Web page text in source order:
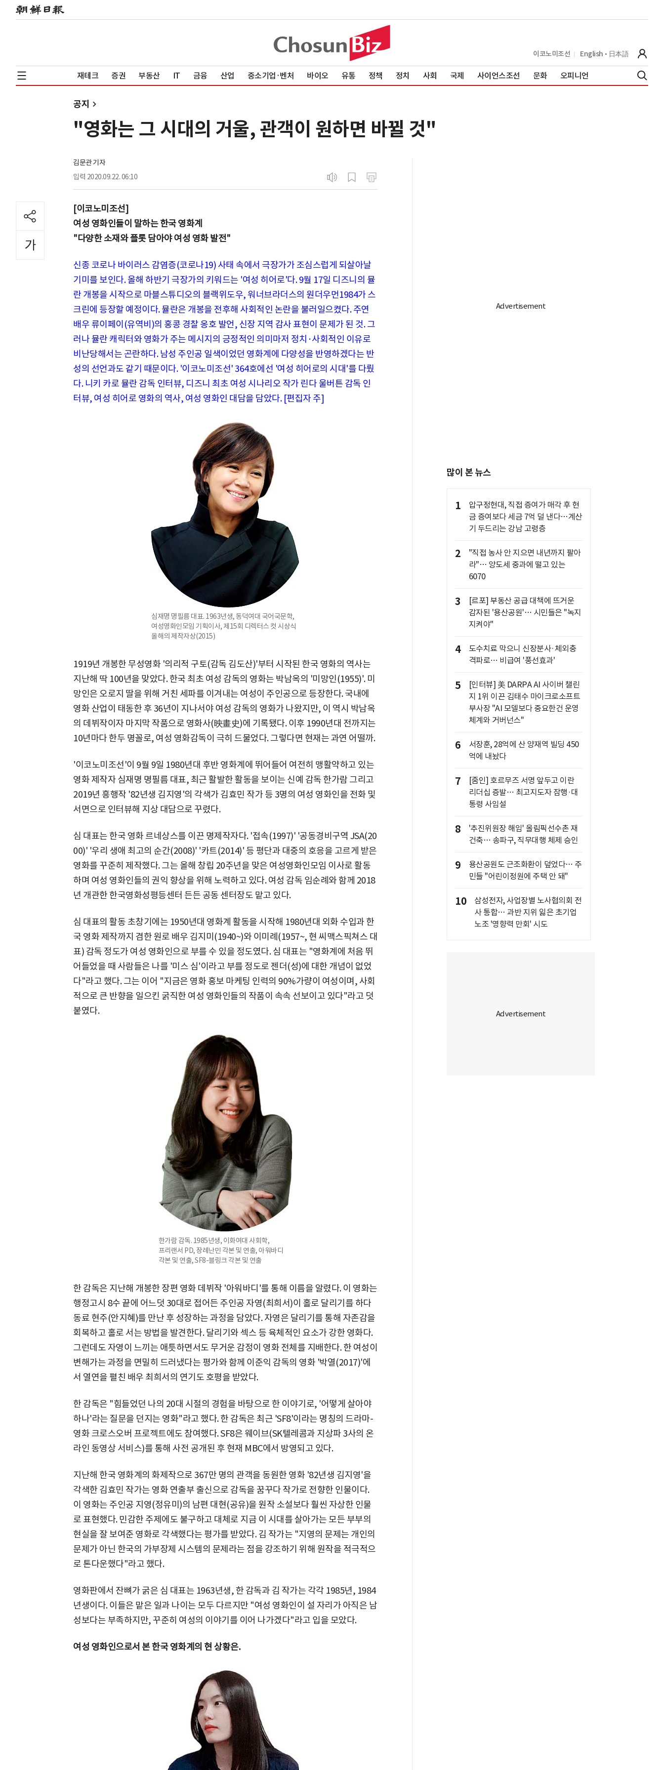
이코노미조선 English 日本語
재테크 증권 부동산 IT 금융 산업 중소기업·벤처 바이오 유통 정책 정치 사회 국제 사이언스조선 문화 오피니언
공지
"영화는 그 시대의 거울, 관객이 원하면 바뀔 것"
김문관 기자
입력 2020.09.22. 06:10
[이코노미조선]
여성 영화인들이 말하는 한국 영화계
"다양한 소재와 플롯 담아야 여성 영화 발전"
신종 코로나 바이러스 감염증(코로나19) 사태 속에서 극장가가 조심스럽게 되살아날
기미를 보인다. 올해 하반기 극장가의 키워드는 '여성 히어로'다. 9월 17일 디즈니의 뮬
란 개봉을 시작으로 마블스튜디오의 블랙위도우, 워너브라더스의 원더우먼1984가 스
크린에 등장할 예정이다. 뮬란은 개봉을 전후해 사회적인 논란을 불러일으켰다. 주연
배우 류이페이(유역비)의 홍콩 경찰 옹호 발언, 신장 지역 감사 표현이 문제가 된 것. 그
러나 뮬란 캐릭터와 영화가 주는 메시지의 긍정적인 의미마저 정치·사회적인 이유로
비난당해서는 곤란하다. 남성 주인공 일색이었던 영화계에 다양성을 반영하겠다는 반
성의 선언과도 같기 때문이다. '이코노미조선' 364호에선 '여성 히어로의 시대'를 다뤘
다. 니키 카로 뮬란 감독 인터뷰, 디즈니 최초 여성 시나리오 작가 린다 울버튼 감독 인
터뷰, 여성 히어로 영화의 역사, 여성 영화인 대담을 담았다. [편집자 주]
심재명 명필름 대표. 1963년생, 동덕여대 국어국문학,
여성영화인모임 기획이사, 제15회 디렉터스 컷 시상식
올해의 제작자상(2015)
1919년 개봉한 무성영화 '의리적 구토(감독 김도산)'부터 시작된 한국 영화의 역사는
지난해 딱 100년을 맞았다. 한국 최초 여성 감독의 영화는 박남옥의 '미망인(1955)'. 미
망인은 오로지 딸을 위해 거친 세파를 이겨내는 여성이 주인공으로 등장한다. 국내에
영화 산업이 태동한 후 36년이 지나서야 여성 감독의 영화가 나왔지만, 이 역시 박남옥
의 데뷔작이자 마지막 작품으로 영화사(映畫史)에 기록됐다. 이후 1990년대 전까지는
10년마다 한두 명꼴로, 여성 영화감독이 극히 드물었다. 그렇다면 현재는 과연 어떨까.
'이코노미조선'이 9월 9일 1980년대 후반 영화계에 뛰어들어 여전히 맹활약하고 있는
영화 제작자 심재명 명필름 대표, 최근 활발한 활동을 보이는 신예 감독 한가람 그리고
2019년 흥행작 '82년생 김지영'의 각색가 김효민 작가 등 3명의 여성 영화인을 전화 및
서면으로 인터뷰해 지상 대담으로 꾸렸다.
심 대표는 한국 영화 르네상스를 이끈 명제작자다. '접속(1997)' '공동경비구역 JSA(20
00)' '우리 생애 최고의 순간(2008)' '카트(2014)' 등 평단과 대중의 호응을 고르게 받은
영화를 꾸준히 제작했다. 그는 올해 창립 20주년을 맞은 여성영화인모임 이사로 활동
하며 여성 영화인들의 권익 향상을 위해 노력하고 있다. 여성 감독 임순례와 함께 2018
년 개관한 한국영화성평등센터 든든 공동 센터장도 맡고 있다.
심 대표의 활동 초창기에는 1950년대 영화계 활동을 시작해 1980년대 외화 수입과 한
국 영화 제작까지 겸한 원로 배우 김지미(1940~)와 이미례(1957~, 현 씨맥스픽쳐스 대
표) 감독 정도가 여성 영화인으로 부를 수 있을 정도였다. 심 대표는 "영화계에 처음 뛰
어들었을 때 사람들은 나를 '미스 심'이라고 부를 정도로 젠더(성)에 대한 개념이 없었
다"라고 했다. 그는 이어 "지금은 영화 홍보 마케팅 인력의 90%가량이 여성이며, 사회
적으로 큰 반향을 일으킨 굵직한 여성 영화인들의 작품이 속속 선보이고 있다"라고 덧
붙였다.
한가람 감독. 1985년생, 이화여대 사회학,
프리랜서 PD, 장례난민 각본 및 연출, 아워바디
각본 및 연출, SF8-블링크 각본 및 연출
한 감독은 지난해 개봉한 장편 영화 데뷔작 '아워바디'를 통해 이름을 알렸다. 이 영화는
행정고시 8수 끝에 어느덧 30대로 접어든 주인공 자영(최희서)이 홀로 달리기를 하다
동료 현주(안지혜)를 만난 후 성장하는 과정을 담았다. 자영은 달리기를 통해 자존감을
회복하고 홀로 서는 방법을 발견한다. 달리기와 섹스 등 육체적인 요소가 강한 영화다.
그런데도 자영이 느끼는 애틋하면서도 무거운 감정이 영화 전체를 지배한다. 한 여성이
변해가는 과정을 면밀히 드러냈다는 평가와 함께 이준익 감독의 영화 '박열(2017)'에
서 열연을 펼친 배우 최희서의 연기도 호평을 받았다.
한 감독은 "힘들었던 나의 20대 시절의 경험을 바탕으로 한 이야기로, '어떻게 살아야
하나'라는 질문을 던지는 영화"라고 했다. 한 감독은 최근 'SF8'이라는 명칭의 드라마-
영화 크로스오버 프로젝트에도 참여했다. SF8은 웨이브(SK텔레콤과 지상파 3사의 온
라인 동영상 서비스)를 통해 사전 공개된 후 현재 MBC에서 방영되고 있다.
지난해 한국 영화계의 화제작으로 367만 명의 관객을 동원한 영화 '82년생 김지영'을
각색한 김효민 작가는 영화 연출부 출신으로 감독을 꿈꾸다 작가로 전향한 인물이다.
이 영화는 주인공 지영(정유미)의 남편 대현(공유)을 원작 소설보다 훨씬 자상한 인물
로 표현했다. 민감한 주제에도 불구하고 대체로 지금 이 시대를 살아가는 모든 부부의
현실을 잘 보여준 영화로 각색했다는 평가를 받았다. 김 작가는 "지영의 문제는 개인의
문제가 아닌 한국의 가부장제 시스템의 문제라는 점을 강조하기 위해 원작을 적극적으
로 톤다운했다"라고 했다.
영화판에서 잔뼈가 굵은 심 대표는 1963년생, 한 감독과 김 작가는 각각 1985년, 1984
년생이다. 이들은 맡은 일과 나이는 모두 다르지만 "여성 영화인이 설 자리가 아직은 남
성보다는 부족하지만, 꾸준히 여성의 이야기를 이어 나가겠다"라고 입을 모았다.
여성 영화인으로서 본 한국 영화계의 현 상황은.
많이 본 뉴스
1
압구정현대, 직접 증여가 매각 후 현
금 증여보다 세금 7억 덜 낸다…계산
기 두드리는 강남 고령층
2
"직접 농사 안 지으면 내년까지 팔아
라"… 양도세 중과에 떨고 있는
6070
3
[르포] 부동산 공급 대책에 뜨거운
감자된 '용산공원'… 시민들은 "녹지
지켜야"
4
도수치료 막으니 신장분사·체외충
격파로… 비급여 '풍선효과'
5
[인터뷰] 美 DARPA AI 사이버 챌린
지 1위 이끈 김태수 마이크로소프트
부사장 "AI 모델보다 중요한건 운영
체계와 거버넌스"
6
서장훈, 28억에 산 양재역 빌딩 450
억에 내놨다
7
[줌인] 호르무즈 서명 앞두고 이란
리더십 증발… 최고지도자 잠행·대
통령 사임설
8
'추진위원장 해임' 올림픽선수촌 재
건축… 송파구, 직무대행 체제 승인
9
용산공원도 근조화환이 덮었다… 주
민들 "어린이정원에 주택 안 돼"
10
삼성전자, 사업장별 노사협의회 전
사 통합… 과반 지위 잃은 초기업
노조 '영향력 만회' 시도